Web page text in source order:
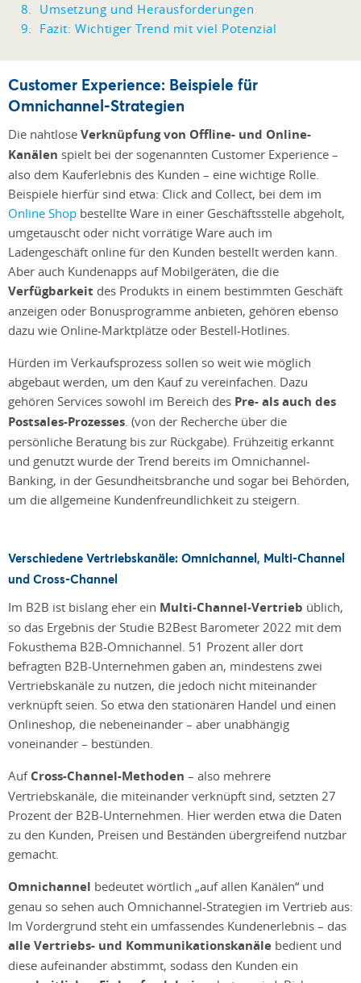
Umsetzung und Herausforderungen
Fazit: Wichtiger Trend mit viel Potenzial
Customer Experience: Beispiele für
Omnichannel-Strategien
Die nahtlose Verknüpfung von Offline- und Online-
Kanälen spielt bei der sogenannten Customer Experience –
also dem Kauferlebnis des Kunden – eine wichtige Rolle.
Beispiele hierfür sind etwa: Click and Collect, bei dem im
Online Shop bestellte Ware in einer Geschäftsstelle abgeholt,
umgetauscht oder nicht vorrätige Ware auch im
Ladengeschäft online für den Kunden bestellt werden kann.
Aber auch Kundenapps auf Mobilgeräten, die die
Verfügbarkeit des Produkts in einem bestimmten Geschäft
anzeigen oder Bonusprogramme anbieten, gehören ebenso
dazu wie Online-Marktplätze oder Bestell-Hotlines.
Hürden im Verkaufsprozess sollen so weit wie möglich
abgebaut werden, um den Kauf zu vereinfachen. Dazu
gehören Services sowohl im Bereich des Pre- als auch des
Postsales-Prozesses . (von der Recherche über die
persönliche Beratung bis zur Rückgabe). Frühzeitig erkannt
und genutzt wurde der Trend bereits im Omnichannel-
Banking, in der Gesundheitsbranche und sogar bei Behörden,
um die allgemeine Kundenfreundlichkeit zu steigern.
Verschiedene Vertriebskanäle: Omnichannel, Multi-Channel
und Cross-Channel
Im B2B ist bislang eher ein Multi-Channel-Vertrieb üblich,
so das Ergebnis der Studie B2Best Barometer 2022 mit dem
Fokusthema B2B-Omnichannel. 51 Prozent aller dort
befragten B2B-Unternehmen gaben an, mindestens zwei
Vertriebskanäle zu nutzen, die jedoch nicht miteinander
verknüpft seien. So etwa den stationären Handel und einen
Onlineshop, die nebeneinander – aber unabhängig
voneinander – bestünden.
Auf Cross-Channel-Methoden – also mehrere
Vertriebskanäle, die miteinander verknüpft sind, setzten 27
Prozent der B2B-Unternehmen. Hier werden etwa die Daten
zu den Kunden, Preisen und Beständen übergreifend nutzbar
gemacht.
Omnichannel bedeutet wörtlich „auf allen Kanälen“ und
genau so sehen auch Omnichannel-Strategien im Vertrieb aus:
Im Vordergrund steht ein umfassendes Kundenerlebnis – das
alle Vertriebs- und Kommunikationskanäle bedient und
diese aufeinander abstimmt, sodass den Kunden ein